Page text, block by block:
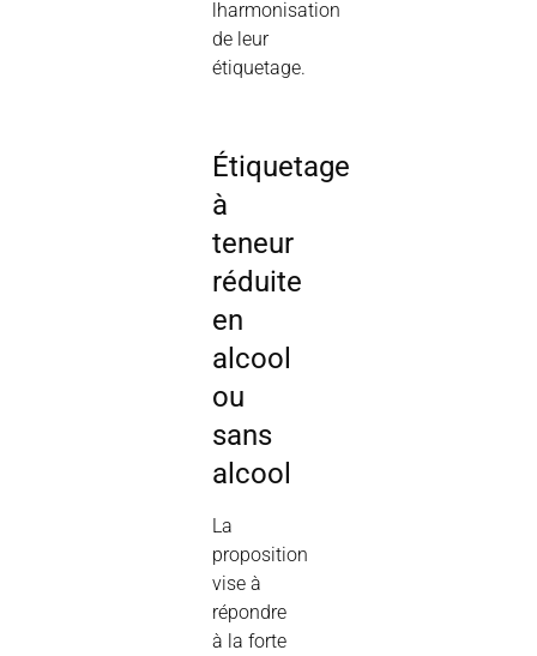
lharmonisation
de leur
étiquetage.
Étiquetage
à
teneur
réduite
en
alcool
ou
sans
alcool
La
proposition
vise à
répondre
à la forte